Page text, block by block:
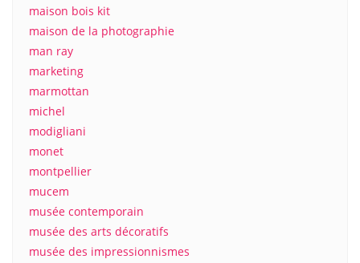
maison bois kit
maison de la photographie
man ray
marketing
marmottan
michel
modigliani
monet
montpellier
mucem
musée contemporain
musée des arts décoratifs
musée des impressionnismes